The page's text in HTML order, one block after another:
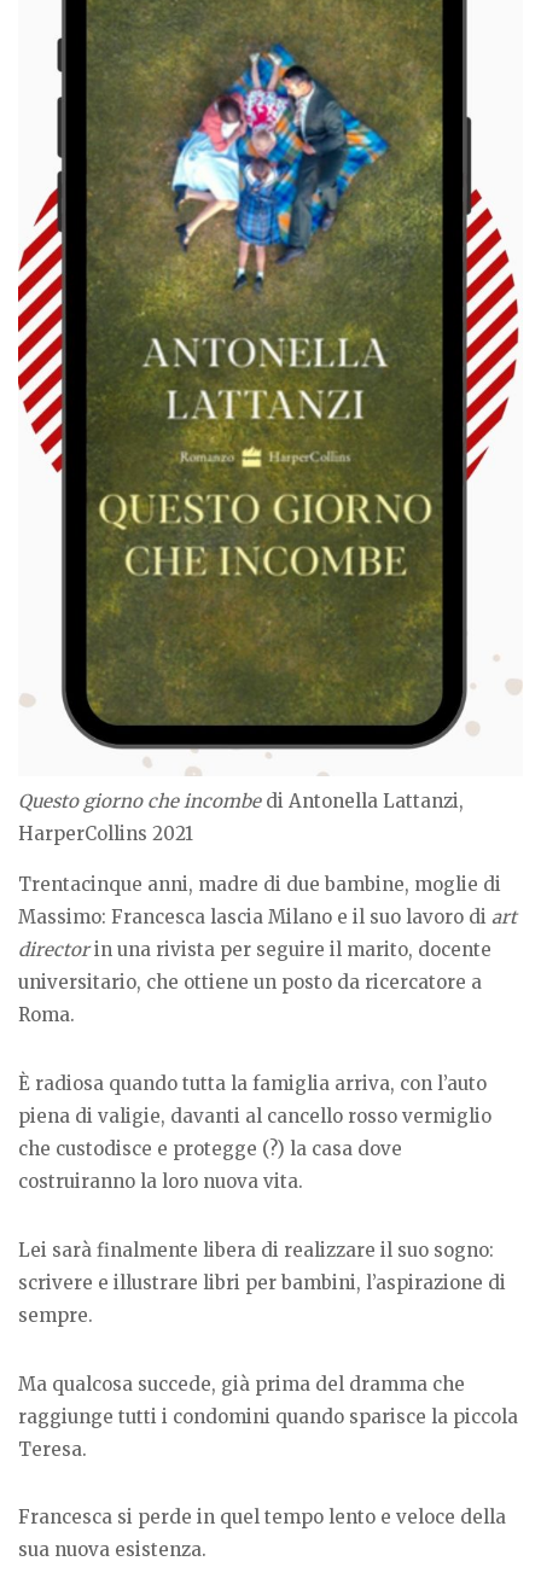
Questo giorno che incombedi Antonella Lattanzi,
HarperCollins 2021
Trentacinque anni, madre di due bambine, moglie di
Massimo: Francesca lascia Milano e il suo lavoro di art
directorin una rivista per seguire il marito, docente
universitario, che ottiene un posto da ricercatore a
Roma.
È radiosa quando tutta la famiglia arriva, con l’auto
piena di valigie, davanti al cancello rosso vermiglio
che custodisce e protegge (?) la casa dove
costruiranno la loro nuova vita.
Lei sarà finalmente libera di realizzare il suo sogno:
scrivere e illustrare libri per bambini, l’aspirazione di
sempre.
Ma qualcosa succede, già prima del dramma che
raggiunge tutti i condomini quando sparisce la piccola
Teresa.
Francesca si perde in quel tempo lento e veloce della
sua nuova esistenza.